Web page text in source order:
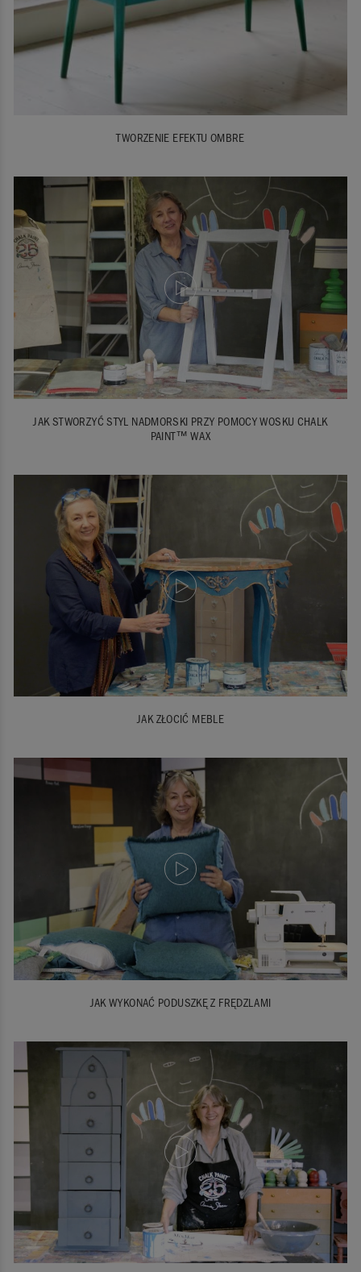
TWORZENIE EFEKTU OMBRE
JAK STWORZYĆ STYL NADMORSKI PRZY POMOCY WOSKU CHALK
PAINT™ WAX
JAK ZŁOCIĆ MEBLE
JAK WYKONAĆ PODUSZKĘ Z FRĘDZLAMI